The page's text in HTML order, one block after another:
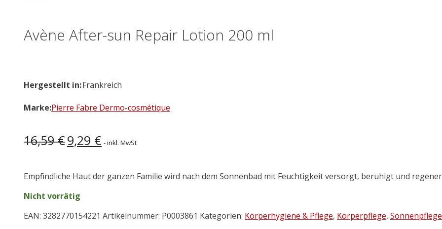
Avène After-sun Repair Lotion 200 ml
Hergestellt in:Frankreich
Marke:Pierre Fabre Dermo-cosmétique
16,59€ Ursprünglicher
Preis
16,59 €
9,29 €Aktueller
Preis
9,29 €.
- inkl. MwSt
Empfindliche Haut der ganzen Familie wird nach dem Sonnenbad mit Feuchtigkeit versorgt, beruhigt und
Nicht vorrätig
EAN: 3282770154221 Artikelnummer: P0003861 Kategorien: Körperhygiene & Pflege, Körperpflege, Sonnenpflege